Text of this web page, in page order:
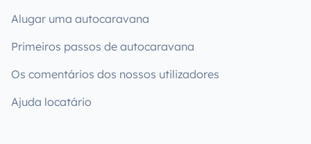
Alugar uma autocaravana
Primeiros passos de autocaravana
Os comentários dos nossos utilizadores
Ajuda locatário